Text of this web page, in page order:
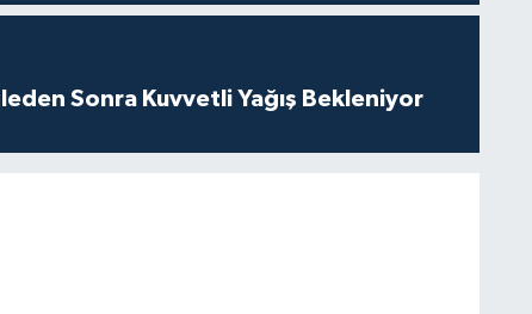
Sonra Kuvvetli Yağış Bekleniyor